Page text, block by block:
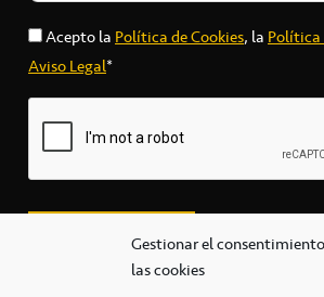
Gestionar el
las cookies
Acepto laPolítica de Cookies, laPolítica
Aviso Legal*